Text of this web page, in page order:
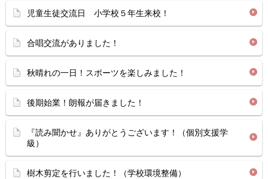
児童生徒交流日 小学校５年生来校！
合唱交流がありました！
秋晴れの一日！スポーツを楽しみました！
後期始業！朗報が届きました！
『読み聞かせ』ありがとうございます！（個別支援学
級）
樹木剪定を行いました！（学校環境整備）